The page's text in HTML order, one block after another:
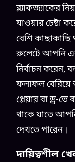
ব্ল্যাকজ্যাকের
যাওয়ার চেষ্টা
বেশি কাছাকাছি
রুলেটে আপনি
নির্বাচন করেন,
ফলাফল বেরিয়ে
প্লেয়ার বা ড্র-
থাকে যাতে
দেখতে পারেন।
দায়িত্বশীল